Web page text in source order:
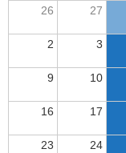
26 27
2 3
9 10
16 17
23 24